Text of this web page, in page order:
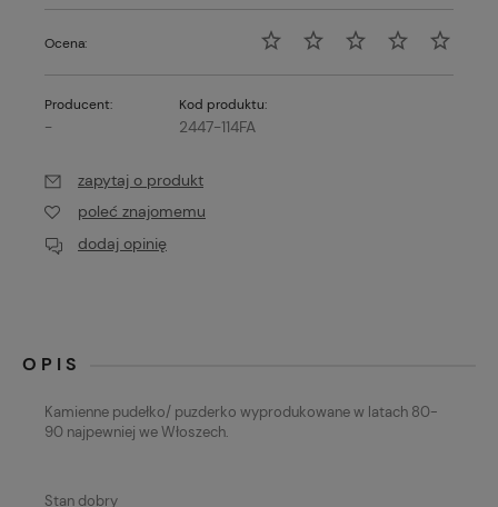
Ocena:
Producent:
-
Kod produktu:
2447-114FA
zapytaj o produkt
poleć znajomemu
dodaj opinię
OPIS
Kamienne pudełko/ puzderko wyprodukowane w latach 80-
90 najpewniej we Włoszech.
Stan dobry